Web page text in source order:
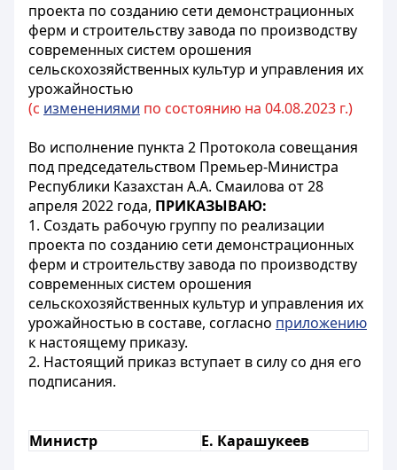
проекта по созданию сети демонстрационных
ферм и строительству завода по производству
современных систем орошения
сельскохозяйственных культур и управления их
урожайностью
(с изменениями по состоянию на 04.08.2023 г.)
Во исполнение пункта 2 Протокола совещания
под председательством Премьер-Министра
Республики Казахстан А.А. Смаилова от 28
апреля 2022 года, ПРИКАЗЫВАЮ:
1. Создать рабочую группу по реализации
проекта по созданию сети демонстрационных
ферм и строительству завода по производству
современных систем орошения
сельскохозяйственных культур и управления их
урожайностью в составе, согласно приложению
к настоящему приказу.
2. Настоящий приказ вступает в силу со дня его
подписания.
Министр Е. Карашукеев